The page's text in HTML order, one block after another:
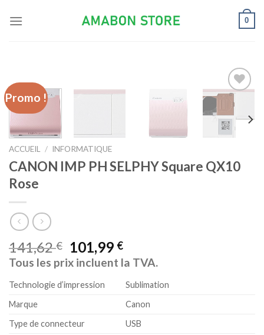
0
Promo !
Ajouter
d’envies
ACCUEIL / INFORMATIQUE
CANON IMP PH SELPHY Square QX10
Rose
141,62€ 101,99 €
Tous les prix incluent la TVA.
Technologie d’impression
Sublimation
Marque
Canon
Type de connecteur
USB